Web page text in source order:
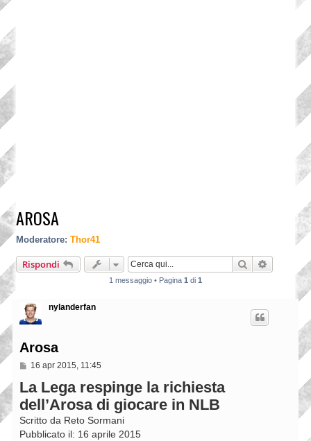
AROSA
Moderatore: Thor41
Rispondi Cerca Ricerca
1 messaggio • Pagina 1 di 1
nylanderfan
Arosa
M
s
s
a
g
i
16 apr 2015, 11:45
La Lega respinge la richiesta
dell’Arosa di giocare in NLB
Scritto da Reto Sormani
Pubblicato il: 16 aprile 2015